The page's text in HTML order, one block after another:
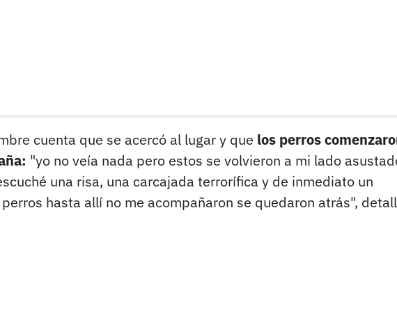
cuenta que se acercó al lugar y que los perros
"yo no veía nada pero estos se volvieron a mi lado
una risa, una carcajada terrorífica y de inmediato un
hasta allí no me acompañaron se quedaron atrás",